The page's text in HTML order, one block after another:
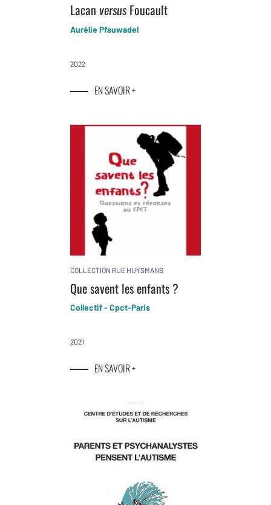
Lacan versus Foucault
Aurélie Pfauwadel
2022
EN SAVOIR +
COLLECTION RUE HUYSMANS
Que savent les enfants ?
Collectif - Cpct-Paris
2021
EN SAVOIR +